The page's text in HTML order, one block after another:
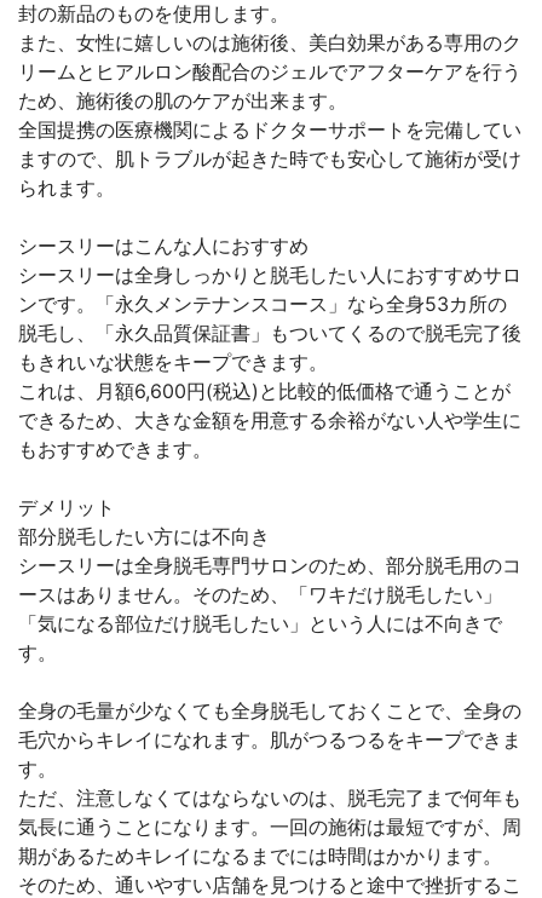
封の新品のものを使用します。
また、女性に嬉しいのは施術後、美白効果がある専用のク
リームとヒアルロン酸配合のジェルでアフターケアを行う
ため、施術後の肌のケアが出来ます。
全国提携の医療機関によるドクターサポートを完備してい
ますので、肌トラブルが起きた時でも安心して施術が受け
られます。
シースリーはこんな人におすすめ
シースリーは全身しっかりと脱毛したい人におすすめサロ
ンです。「永久メンテナンスコース」なら全身53カ所の
脱毛し、「永久品質保証書」もついてくるので脱毛完了後
もきれいな状態をキープできます。
これは、月額6,600円(税込)と比較的低価格で通うことが
できるため、大きな金額を用意する余裕がない人や学生に
もおすすめできます。
デメリット
部分脱毛したい方には不向き
シースリーは全身脱毛専門サロンのため、部分脱毛用のコ
ースはありません。そのため、「ワキだけ脱毛したい」
「気になる部位だけ脱毛したい」という人には不向きで
す。
全身の毛量が少なくても全身脱毛しておくことで、全身の
毛穴からキレイになれます。肌がつるつるをキープできま
す。
ただ、注意しなくてはならないのは、脱毛完了まで何年も
気長に通うことになります。一回の施術は最短ですが、周
期があるためキレイになるまでには時間はかかります。
そのため、通いやすい店舗を見つけると途中で挫折するこ